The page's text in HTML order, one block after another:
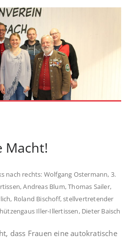
Macht!
nach rechts: Wolfgang Ostermann, 3.
Andreas Blum, Thomas Sailer,
Roland Bischoff, stellvertretender
Iller-Illertissen, Dieter Baisch
dass Frauen eine autokratische